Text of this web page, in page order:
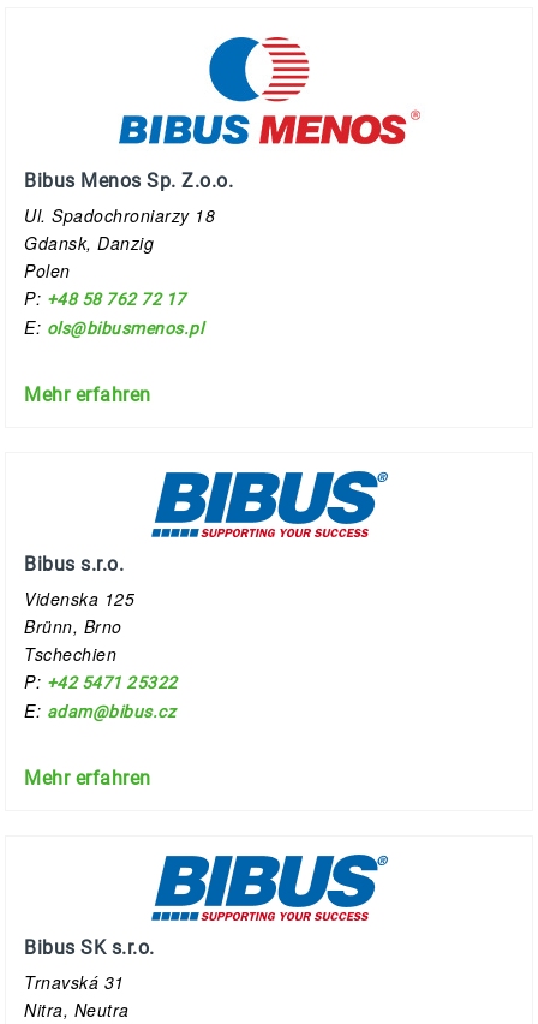
Bibus Menos Sp. Z.o.o.
Ul. Spadochroniarzy 18
Gdansk, Danzig
Polen
P: +48 58 762 72 17
E: ols@bibusmenos.pl
Mehr erfahren
Bibus s.r.o.
Videnska 125
Brünn, Brno
Tschechien
P: +42 5471 25322
E: adam@bibus.cz
Mehr erfahren
Bibus SK s.r.o.
Trnavská 31
Nitra, Neutra